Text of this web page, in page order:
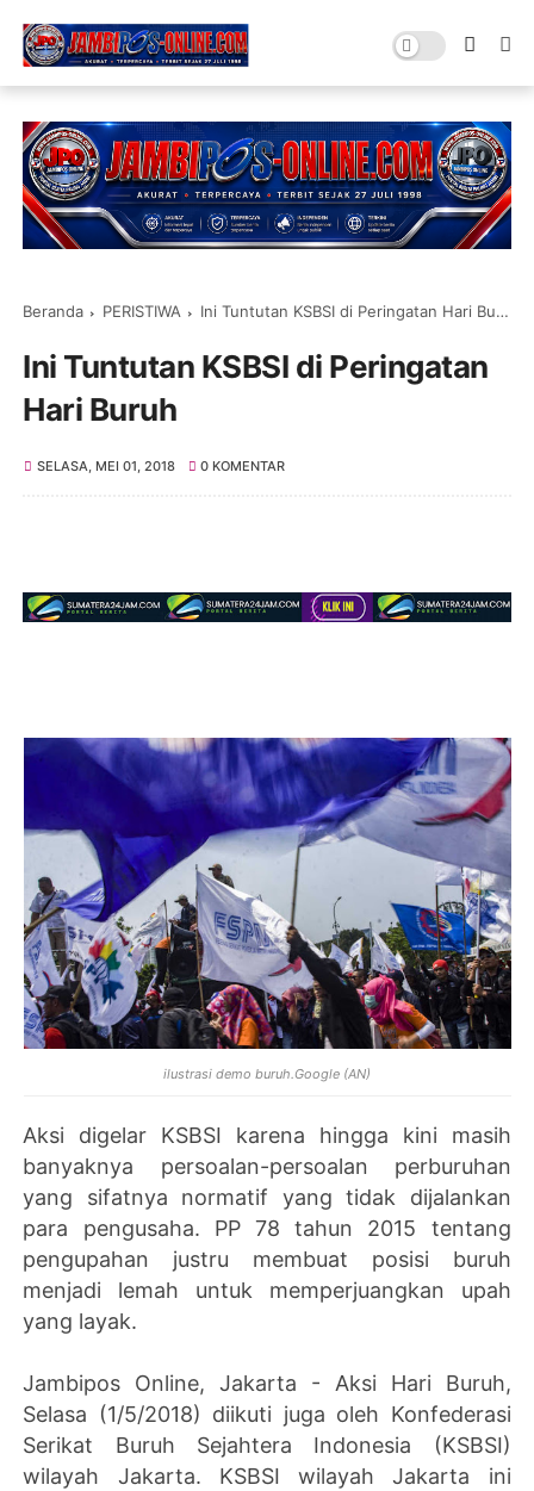
Beranda PERISTIWA Ini Tuntutan KSBSI di Peringatan Hari Buruh
Ini Tuntutan KSBSI di Peringatan
Hari Buruh
SELASA, MEI 01, 2018 0 KOMENTAR
ilustrasi demo buruh.Google (AN)
Aksi digelar KSBSI karena hingga kini masih
banyaknya persoalan-persoalan perburuhan
yang sifatnya normatif yang tidak dijalankan
para pengusaha. PP 78 tahun 2015 tentang
pengupahan justru membuat posisi buruh
menjadi lemah untuk memperjuangkan upah
yang layak.
Jambipos Online, Jakarta - Aksi Hari Buruh,
Selasa (1/5/2018) diikuti juga oleh Konfederasi
Serikat Buruh Sejahtera Indonesia (KSBSI)
wilayah Jakarta. KSBSI wilayah Jakarta ini